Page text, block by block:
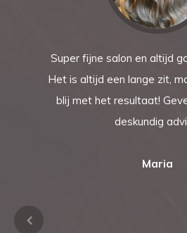
Super fijne salon en altijd
Het is altijd een lange zit,
blij met het resultaat!
deskundig
Maria